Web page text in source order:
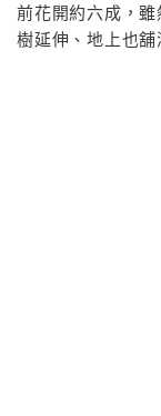
前花開約六成，
樹延伸、地上也舖